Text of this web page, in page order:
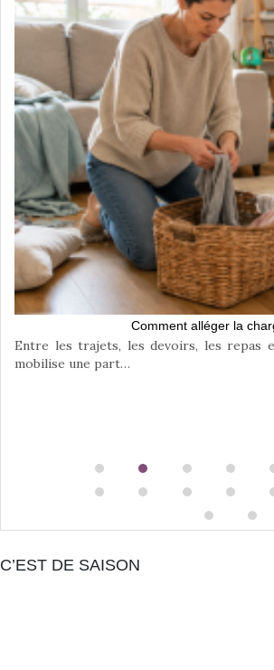
Comment alléger la
Entre les trajets, les devoirs, les repas
mobilise une part…
C’EST DE SAISON